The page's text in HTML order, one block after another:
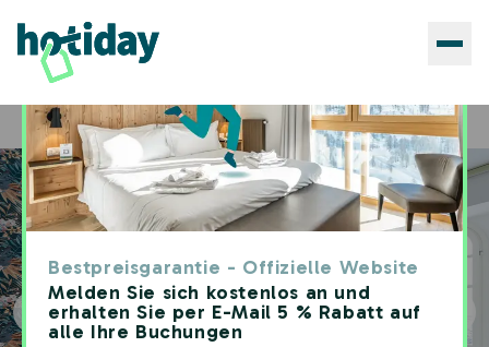
Bestpreisgarantie - Offizielle Website
Melden Sie sich kostenlos an und
erhalten Sie per E-Mail 5 % Rabatt auf
alle Ihre Buchungen
Home Hotels Hotiday Room Collection - Napoli Sant'Arcangelo